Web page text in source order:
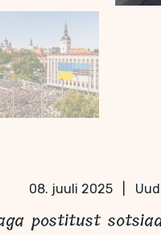
08. juuli 2025
postitust